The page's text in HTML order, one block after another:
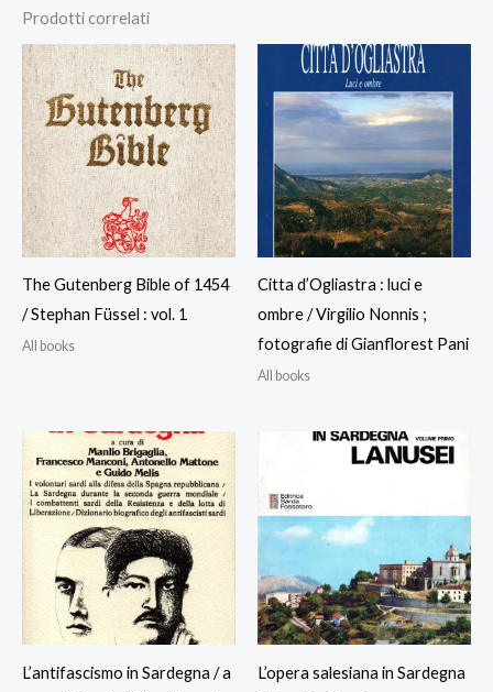
Prodotti correlati
The Gutenberg Bible of 1454
/ Stephan Füssel : vol. 1
All books
Citta d’Ogliastra : luci e
ombre / Virgilio Nonnis ;
fotografie di Gianflorest Pani
All books
L’antifascismo in Sardegna / a
L’opera salesiana in Sardegna